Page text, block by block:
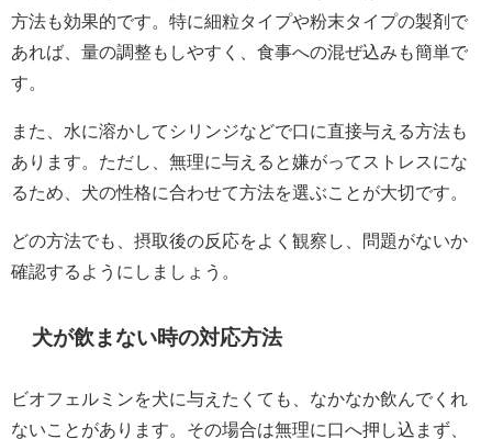
方法も効果的です。特に細粒タイプや粉末タイプの製剤で
あれば、量の調整もしやすく、食事への混ぜ込みも簡単で
す。
また、水に溶かしてシリンジなどで口に直接与える方法も
あります。ただし、無理に与えると嫌がってストレスにな
るため、犬の性格に合わせて方法を選ぶことが大切です。
どの方法でも、摂取後の反応をよく観察し、問題がないか
確認するようにしましょう。
犬が飲まない時の対応方法
ビオフェルミンを犬に与えたくても、なかなか飲んでくれ
ないことがあります。その場合は無理に口へ押し込まず、